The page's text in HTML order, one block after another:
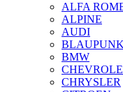
ALFA
ALPINE
AUDI
BMW
CHRYSLER